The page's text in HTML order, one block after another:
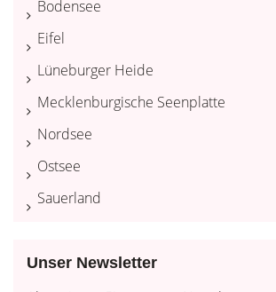
Bodensee
Eifel
Lüneburger Heide
Mecklenburgische Seenplatte
Nordsee
Ostsee
Sauerland
Unser Newsletter